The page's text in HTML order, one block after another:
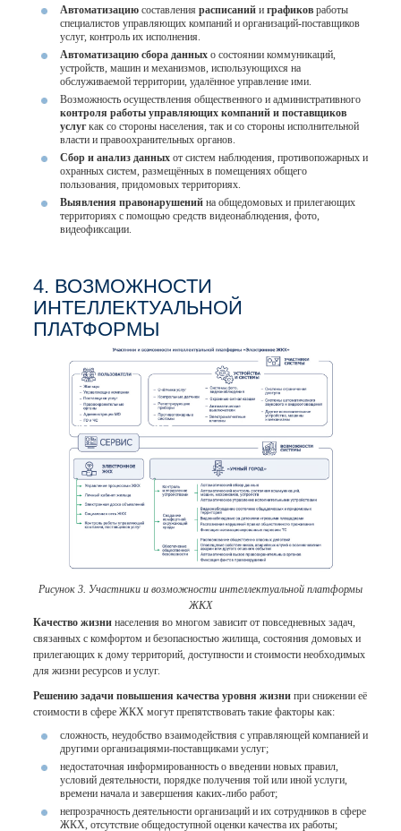
Автоматизацию составления расписаний и графиков работы
специалистов управляющих компаний и организаций-поставщиков
услуг, контроль их исполнения.
Автоматизацию сбора данных о состоянии коммуникаций,
устройств, машин и механизмов, использующихся на
обслуживаемой территории, удалённое управление ими.
Возможность осуществления общественного и административного
контроля работы управляющих компаний и поставщиков
услугкак со стороны населения, так и со стороны исполнительной
власти и правоохранительных органов.
Сбор и анализ данных от систем наблюдения, противопожарных и
охранных систем, размещённых в помещениях общего
пользования, придомовых территориях.
Выявления правонарушений на общедомовых и прилегающих
территориях с помощью средств видеонаблюдения, фото,
видеофиксации.
4. ВОЗМОЖНОСТИ
ИНТЕЛЛЕКТУАЛЬНОЙ
ПЛАТФОРМЫ
Рисунок 3. Участники и возможности интеллектуальной платформы
ЖКХ
Качество жизни населения во многом зависит от повседневных задач,
связанных с комфортом и безопасностью жилища, состояния домовых и
прилегающих к дому территорий, доступности и стоимости необходимых
для жизни ресурсов и услуг.
Решению задачи повышения качества уровня жизни при снижении её
стоимости в сфере ЖКХ могут препятствовать такие факторы как:
сложность, неудобство взаимодействия с управляющей компанией и
другими организациями-поставщиками услуг;
недостаточная информированность о введении новых правил,
условий деятельности, порядке получения той или иной услуги,
времени начала и завершения каких-либо работ;
непрозрачность деятельности организаций и их сотрудников в сфере
ЖКХ, отсутствие общедоступной оценки качества их работы;